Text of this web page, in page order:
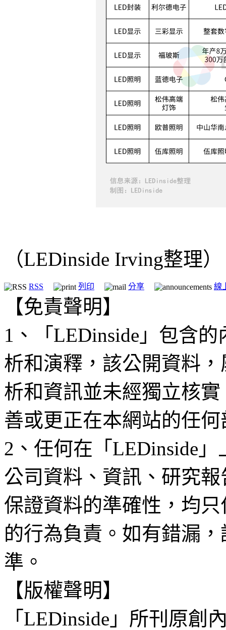
（LEDinside Irving整理）
RSS 列印 分享 線
【免責聲明】
1、「LEDinside」包含
析和演釋，該公開資料
析和資訊並未經獨立核
善或更正在本網站的任
2、任何在「LEDinside
公司資料、資訊、研究
保證資料的準確性，均
的行為負責。如有錯漏
準。
【版權聲明】
「LEDinside」所刊原創